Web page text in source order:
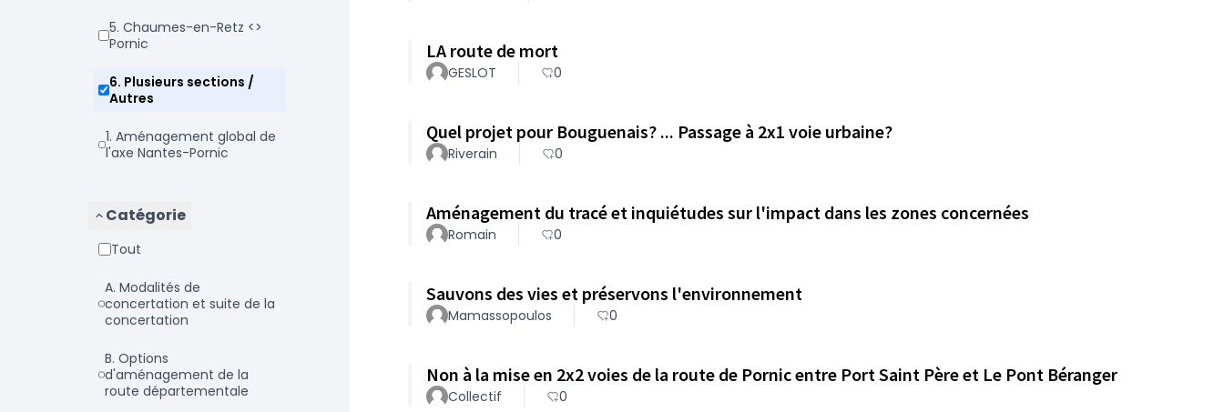
5. Chaumes-en-Retz <>
Pornic
6. Plusieurs sections /
Autres
1. Aménagement global de
l'axe Nantes-Pornic
Catégorie
Tout
a. Modalités de
concertation et suite de la
concertation
b. Options
d'aménagement de la
route départementale
LA route de mort
GESLOT 0
Quel projet pour Bouguenais? ... Passage à 2x1 voie urbaine?
Riverain 0
Aménagement du tracé et inquiétudes sur l'impact dans les zones concernées
Romain 0
Sauvons des vies et préservons l'environnement
Mamassopoulos 0
Non à la mise en 2x2 voies de la route de Pornic entre Port Saint Père et Le Pont Béranger
Collectif 0